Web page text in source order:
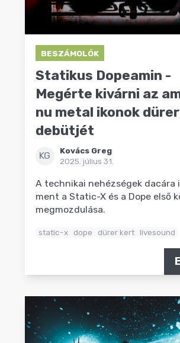
BESZÁMOLÓK
Statikus Dopeamin -
Megérte kivárni az
nu metal ikonok
debütjét
KG
Kovács Greg
2025. július 31.
A technikai nehézségek dacára
ment a Static-X és a Dope első
megmozdulása.
static-x dope dürer kert livesound